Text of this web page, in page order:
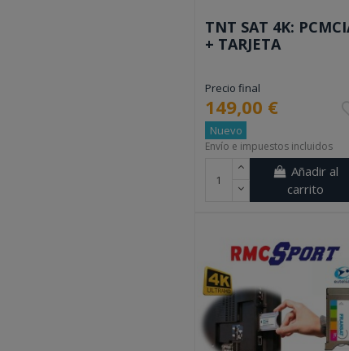
TNT SAT 4K:
+ TARJETA
Precio final
149,00 €
Nuevo
Envío e impuestos incluidos
Añadir al
carrito